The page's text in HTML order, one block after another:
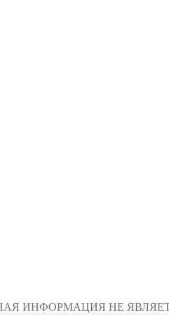
ИНФОРМАЦИЯ НЕ